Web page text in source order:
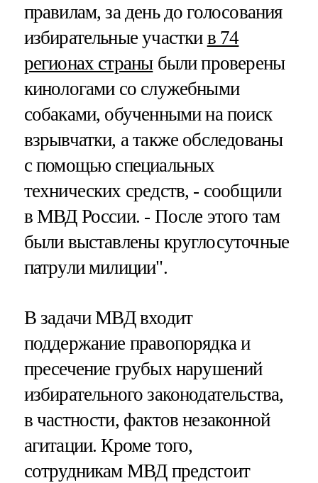
правилам, за день до голосования
избирательные участки в 74
регионах страныбыли проверены
кинологами со служебными
собаками, обученными на поиск
взрывчатки, а также обследованы
с помощью специальных
технических средств, - сообщили
в МВД России. - После этого там
были выставлены круглосуточные
патрули милиции".
В задачи МВД входит
поддержание правопорядка и
пресечение грубых нарушений
избирательного законодательства,
в частности, фактов незаконной
агитации. Кроме того,
сотрудникам МВД предстоит